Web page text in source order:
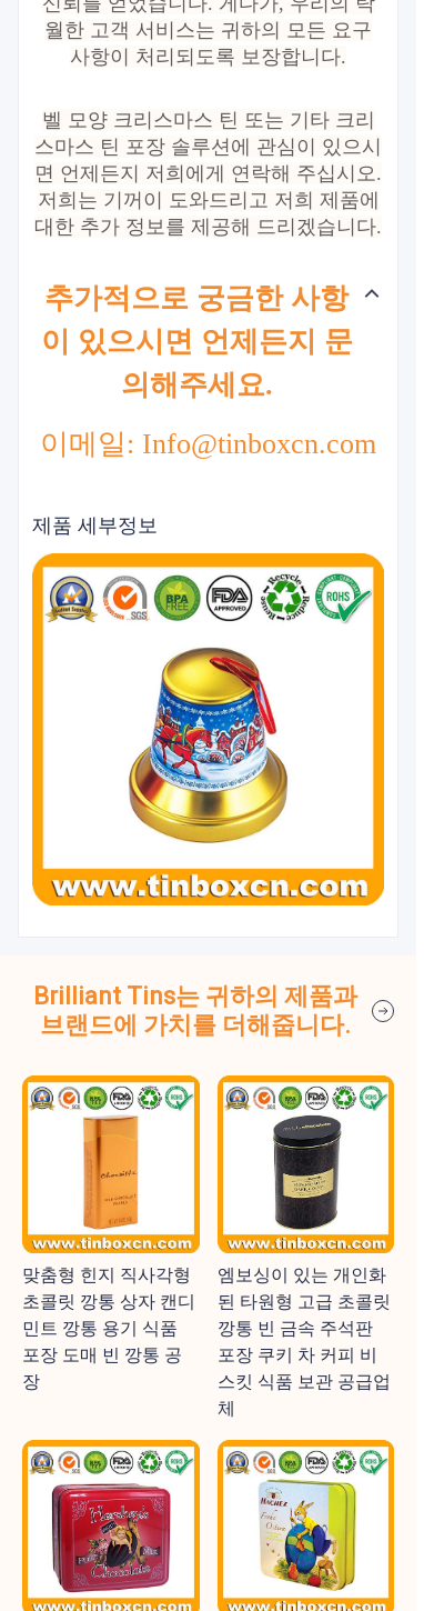
월한 고객 서비스는 귀하의 모든 요구
사항이 처리되도록 보장합니다.
벨 모양 크리스마스 틴 또는 기타 크리
스마스 틴 포장 솔루션에 관심이 있으시
면 언제든지 저희에게 연락해 주십시오.
저희는 기꺼이 도와드리고 저희 제품에
대한 추가 정보를 제공해 드리겠습니다.
추가적으로 궁금한 사항
이 있으시면 언제든지 문
의해주세요.
이메일: Info@tinboxcn.com
제품 세부정보
Brilliant Tins는 귀하의 제품과
브랜드에 가치를 더해줍니다.
맞춤형 힌지 직사각형
초콜릿 깡통 상자 캔디
민트 깡통 용기 식품
포장 도매 빈 깡통 공
장
엠보싱이 있는 개인화
된 타원형 고급 초콜릿
깡통 빈 금속 주석판
포장 쿠키 차 커피 비
스킷 식품 보관 공급업
체